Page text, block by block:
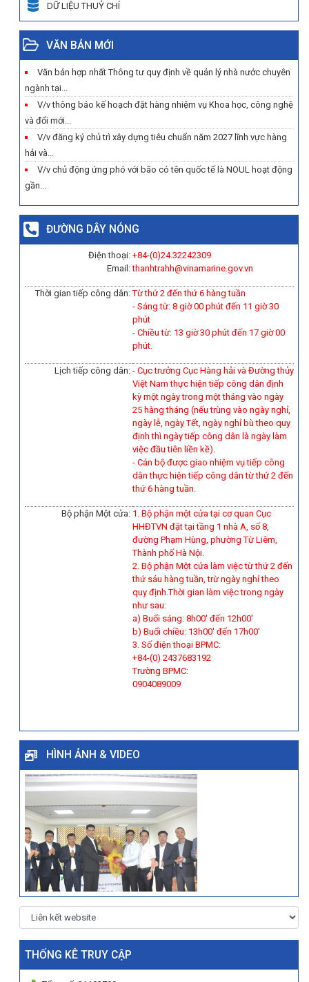
DỮ LIỆU THUỶ CHÍ
VĂN BẢN MỚI
Văn bản hợp nhất Thông tư quy định về quản lý nhà nước chuyên
ngành tại...
V/v thông báo kế hoạch đặt hàng nhiệm vụ Khoa học, công nghệ
và đổi mới...
V/v đăng ký chủ trì xây dựng tiêu chuẩn năm 2027 lĩnh vực hàng
hải và...
V/v chủ động ứng phó với bão có tên quốc tế là NOUL hoạt động
gần...
ĐƯỜNG DÂY NÓNG
Điện thoại:
Email:
+84-(0)24.32242309
thanhtrahh@vinamarine.gov.vn
Thời gian tiếp công dân:Từ thứ 2 đến thứ 6 hàng tuần
- Sáng từ: 8 giờ 00 phút đến 11 giờ 30
phút
- Chiều từ: 13 giờ 30 phút đến 17 giờ 00
phút.
Lịch tiếp công dân: - Cục trưởng Cục Hàng hải và Đường thủy
Việt Nam thực hiện tiếp công dân định
kỳ một ngày trong một tháng vào ngày
25 hàng tháng (nếu trùng vào ngày nghỉ,
ngày lễ, ngày Tết, ngày nghỉ bù theo quy
định thì ngày tiếp công dân là ngày làm
việc đầu tiên liền kề).
- Cán bộ được giao nhiệm vụ tiếp công
dân thực hiện tiếp công dân từ thứ 2 đến
thứ 6 hàng tuần.
Bộ phận Một cửa: 1. Bộ phận một cửa tại cơ quan Cục
HHĐTVN đặt tại tầng 1 nhà A, số 8,
đường Phạm Hùng, phường Từ Liêm,
Thành phố Hà Nội.
2. Bộ phận Một cửa làm việc từ thứ 2 đến
thứ sáu hàng tuần, trừ ngày nghỉ theo
quy định.Thời gian làm việc trong ngày
như sau:
a) Buổi sáng: 8h00' đến 12h00'
b) Buổi chiều: 13h00' đến 17h00'
3. Số điện thoại BPMC:
+84-(0) 2437683192
Trường BPMC:
0904089009
HÌNH ẢNH & VIDEO
THỐNG KÊ TRUY CẬP